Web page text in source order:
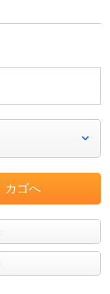
カゴへ